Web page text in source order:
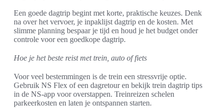
Een goede dagtrip begint met korte, praktische keuzes. Denk
na over het vervoer, je inpaklijst dagtrip en de kosten. Met
slimme planning bespaar je tijd en houd je het budget onder
controle voor een goedkope dagtrip.
Hoe je het beste reist met trein, auto of fiets
Voor veel bestemmingen is de trein een stressvrije optie.
Gebruik NS Flex of een dagretour en bekijk trein dagtrip tips
in de NS-app voor overstappen. Treinreizen schelen
parkeerkosten en laten je ontspannen starten.